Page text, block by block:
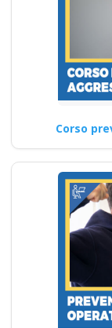
Corso